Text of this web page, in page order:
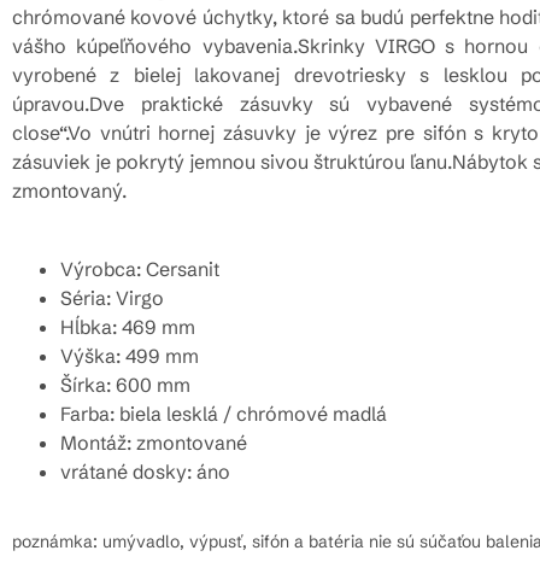
chrómované kovové úchytky, ktoré sa budú perfektne
vášho kúpeľňového vybavenia.Skrinky VIRGO s hornou
vyrobené z bielej lakovanej drevotriesky s lesklou
úpravou.Dve praktické zásuvky sú vybavené
close“.Vo vnútri hornej zásuvky je výrez pre sifón s
zásuviek je pokrytý jemnou sivou štruktúrou ľanu.Nábytok
zmontovaný.
Výrobca: Cersanit
Séria: Virgo
Hĺbka: 469 mm
Výška: 499 mm
Šírka: 600 mm
Farba: biela lesklá / chrómové madlá
Montáž: zmontované
vrátané dosky: áno
poznámka: umývadlo, výpusť, sifón a batéria nie sú súčaťou